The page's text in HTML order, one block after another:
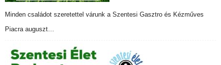
Minden családot szeretettel várunk a Szentesi Gasztro és Kézműves
Piacra auguszt…